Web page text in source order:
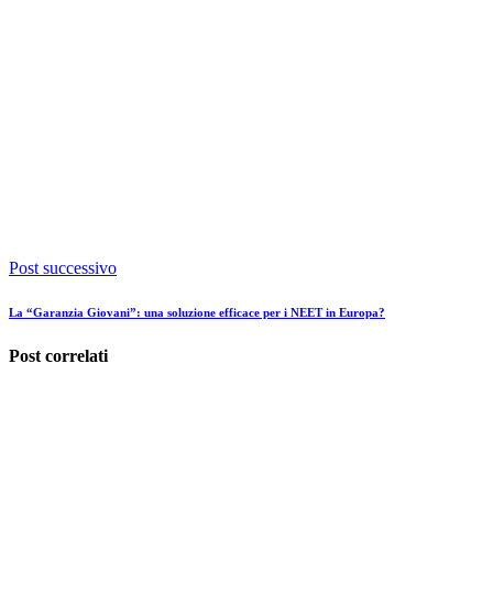
Post successivo
La “Garanzia Giovani”: una soluzione efficace per i NEET in Europa?
Post correlati